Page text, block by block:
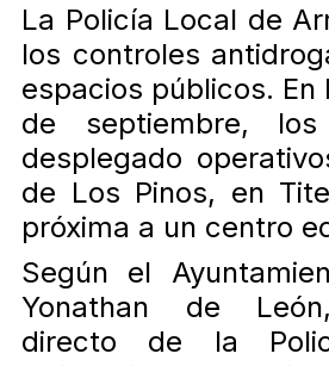
La Policía Local de
los controles
espacios públicos.
de septiembre,
desplegado
de Los Pinos, en
próxima a un centro
Según el
Yonathan de
directo de la